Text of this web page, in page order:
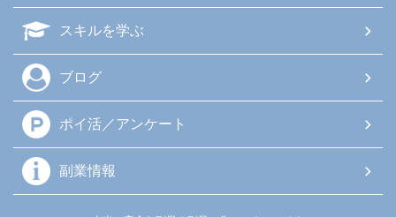
スキルを学ぶ
ブログ
ポイ活／アンケート
副業情報